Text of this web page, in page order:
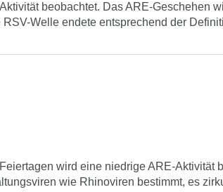
beobachtet. Das ARE-Geschehen
Welle endete entsprechend der
wird eine niedrige ARE-Aktivität
wie Rhinoviren bestimmt, es